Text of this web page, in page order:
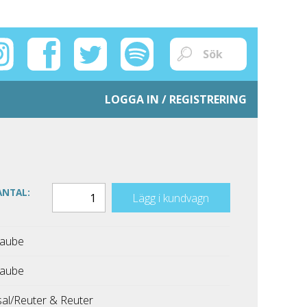
LOGGA IN / REGISTRERING
Lägg i kundvagn
Reuter & Reuter